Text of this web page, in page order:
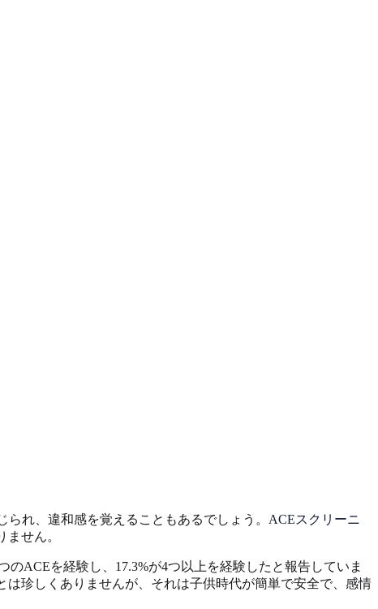
れ、違和感を覚えることもあるでしょう。 ACEスクリーニ
せん。
ACEを経験し、17.3%が4つ以上を経験したと報告していま
珍しくありませんが、それは子供時代が簡単で安全で、感情